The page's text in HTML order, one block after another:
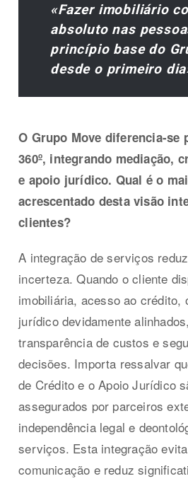
«Fazer imobiliário
absoluto nas
princípio base do
desde o primeiro
O Grupo Move diferencia-se
360º, integrando mediação,
e apoio jurídico. Qual é o
acrescentado desta visão
clientes?
A integração de serviços
incerteza. Quando o cliente
imobiliária, acesso ao crédito,
jurídico devidamente
transparência de custos e
decisões. Importa ressalvar
de Crédito e o Apoio Jurídico
assegurados por parceiros
independência legal e
serviços. Esta integração
comunicação e reduz